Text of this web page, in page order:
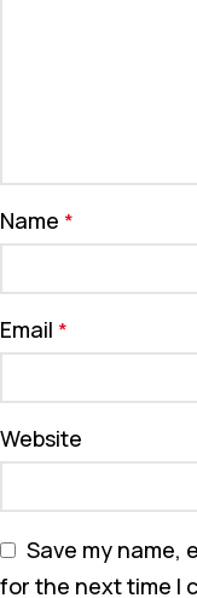
Name *
Email *
Website
Save my name,
for the next time I